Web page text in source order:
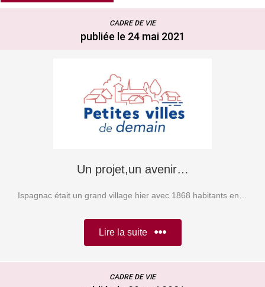
CADRE DE VIE
publiée le 24 mai 2021
Un projet,un avenir…
Ispagnac était un grand village hier avec 1868 habitants en…
Lire la suite
CADRE DE VIE